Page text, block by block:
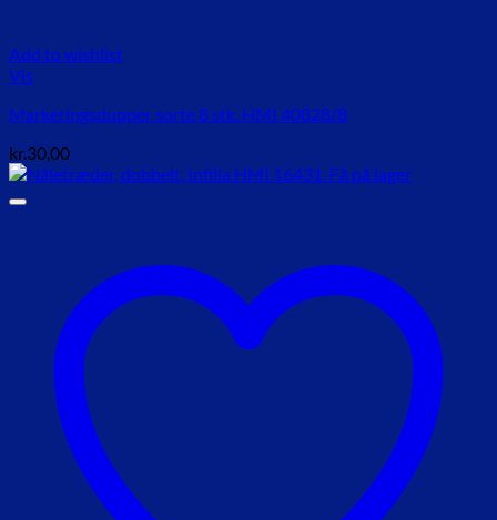
Add to wishlist
Vis
Markeringsdupper sorte 8 stk. HMI 40828/8
kr.30,00